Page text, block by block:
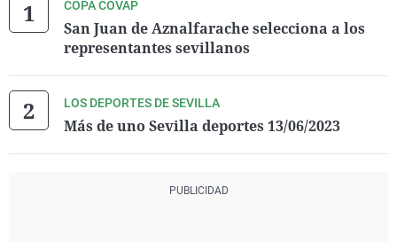
COPA COVAP
San Juan de Aznalfarache selecciona a los
representantes sevillanos
LOS DEPORTES DE SEVILLA
Más de uno Sevilla deportes 13/06/2023